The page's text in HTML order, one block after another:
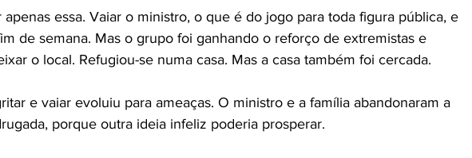
essa. Vaiar o ministro, o que é do jogo para toda figura pública, e
de semana. Mas o grupo foi ganhando o reforço de extremistas e
o local. Refugiou-se numa casa. Mas a casa também foi cercada.
e vaiar evoluiu para ameaças. O ministro e a família abandonaram a
porque outra ideia infeliz poderia prosperar.